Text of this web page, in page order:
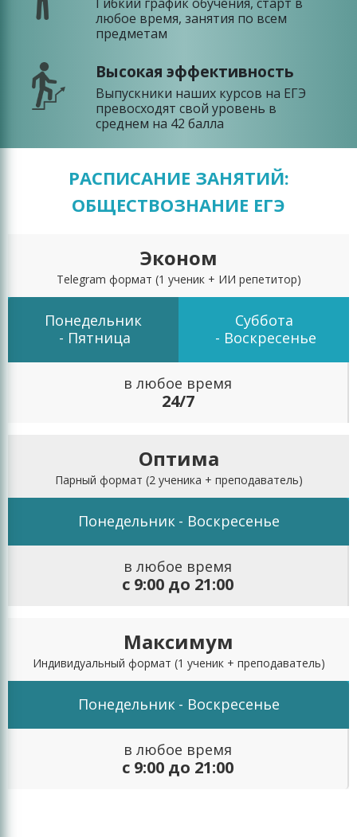
любое время, занятия по всем
предметам
Высокая эффективность
Выпускники наших курсов на ЕГЭ
превосходят свой уровень в
среднем на 42 балла
РАСПИСАНИЕ ЗАНЯТИЙ:
ОБЩЕСТВОЗНАНИЕ ЕГЭ
Эконом
Telegram формат (1 ученик + ИИ репетитор)
Понедельник
- Пятница
Суббота
- Воскресенье
в любое время
24/7
Оптима
Парный формат (2 ученика + преподаватель)
Понедельник - Воскресенье
в любое время
с 9:00 до 21:00
Максимум
Индивидуальный формат (1 ученик + преподаватель)
Понедельник - Воскресенье
в любое время
с 9:00 до 21:00